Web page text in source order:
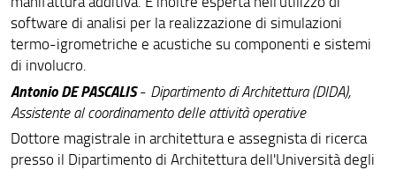
software di analisi per la realizzazione di simulazioni
termo-igrometriche e acustiche su componenti e sistemi
di involucro.
Antonio DE PASCALIS- Dipartimento di Architettura (DIDA),
Assistente al coordinamento delle attività operative
Dottore magistrale in architettura e assegnista di ricerca
presso il Dipartimento di Architettura dell'Università degli